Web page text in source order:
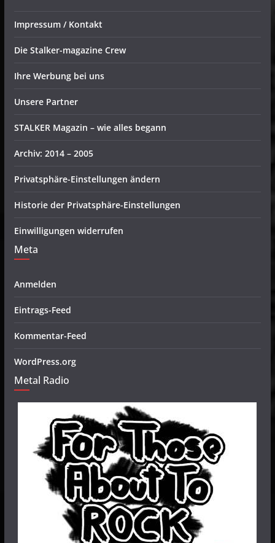
Impressum / Kontakt
Die Stalker-magazine Crew
Ihre Werbung bei uns
Unsere Partner
STALKER Magazin – wie alles begann
Archiv: 2014 – 2005
Privatsphäre-Einstellungen ändern
Historie der Privatsphäre-Einstellungen
Einwilligungen widerrufen
Meta
Anmelden
Eintrags-Feed
Kommentar-Feed
WordPress.org
Metal Radio